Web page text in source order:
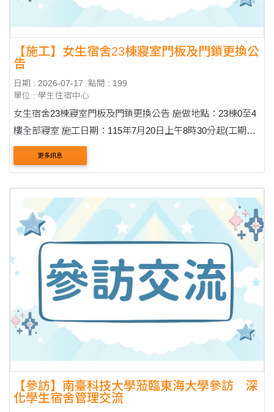
【施工】女生宿舍23棟寢室門板及門鎖更換公
告
日期 : 2026-07-17
點閱 : 199
單位 : 學生住宿中心
女生宿舍23棟寢室門板及門鎖更換公告 施做地點：23棟0至4
樓全部寢室 施工日期：115年7月20日上午8時30分起(工期約
4日) 一、 施工時會有工讀生帶領 二、 施做到的寢室，門板
當天即會安裝上，並換上新....
更多訊息
【參訪】南臺科技大學蒞臨東海大學參訪 深
化學生宿舍管理交流